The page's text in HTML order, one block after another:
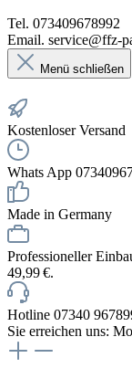
Tel. 073409678992
Email. service@ffz-
Menü schließen
Kostenloser Versand
Whats App
Made in Germany
Professioneller
49,99 €.
Hotline 07340
Sie erreichen uns: